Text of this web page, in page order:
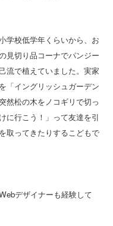
学校低学年くらいから、お
見切り品コーナでパンジー
流で植えていました。実家
「イングリッシュガーデン
松の木をノコギリで切っ
に行こう！」って友達を引
取ってきたりするこどもで
デザイナーも経験して